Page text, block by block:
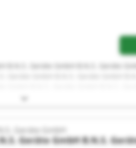
B.N.S. Geräte GmbH B.N.S. Geräte
Geräte GmbH
Geräte GmbHB.N.S.